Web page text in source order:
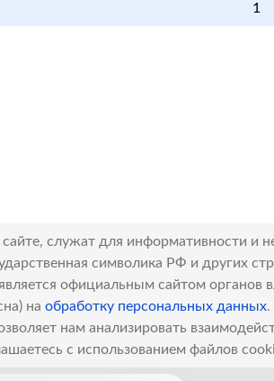
1
служат для информативности и
символика РФ и других
официальным сайтом органов
на обработку персональных данных.
нам анализировать
с использованием файлов